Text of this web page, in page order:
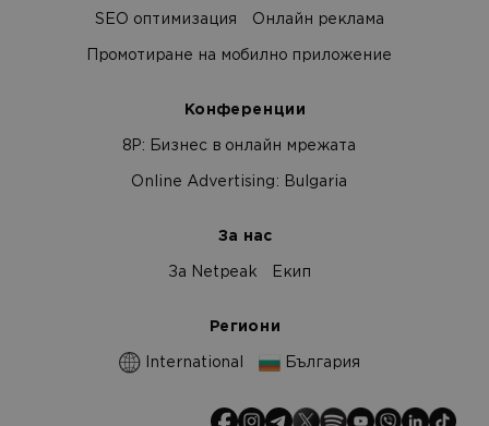
SEO оптимизация Онлайн реклама
Промотиране на мобилно приложение
Конференции
8Р: Бизнес в онлайн мрежата
Online Advertising: Bulgaria
За нас
За Netpeak Екип
Региони
International България